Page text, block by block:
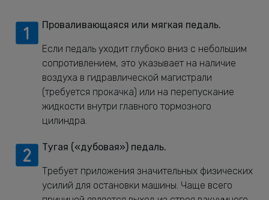
Проваливающаяся или мягкая педаль.
Если педаль уходит глубоко вниз с небольшим
сопротивлением, это указывает на наличие
воздуха в гидравлической магистрали
(требуется прокачка) или на перепускание
жидкости внутри главного тормозного
цилиндра.
Тугая («дубовая») педаль.
Требует приложения значительных физических
усилий для остановки машины. Чаще всего